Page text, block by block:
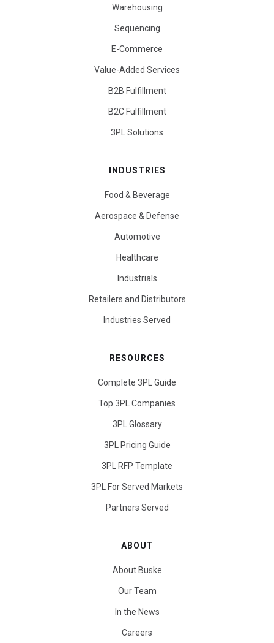
Warehousing
Sequencing
E-Commerce
Value-Added Services
B2B Fulfillment
B2C Fulfillment
3PL Solutions
INDUSTRIES
Food & Beverage
Aerospace & Defense
Automotive
Healthcare
Industrials
Retailers and Distributors
Industries Served
RESOURCES
Complete 3PL Guide
Top 3PL Companies
3PL Glossary
3PL Pricing Guide
3PL RFP Template
3PL For Served Markets
Partners Served
ABOUT
About Buske
Our Team
In the News
Careers